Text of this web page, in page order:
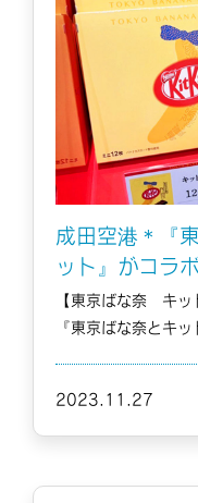
成田空港＊『
ット』がコラ
【東京ばな奈 キッ
『東京ばな奈とキッ
2023.11.27